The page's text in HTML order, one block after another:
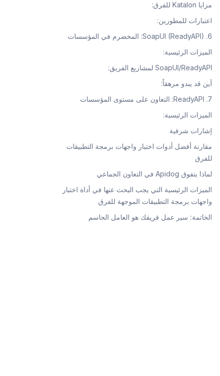
مزايا Katalon للفرق:
اعتبارات للمطورين:
6. SoapUI (ReadyAPI): المخضرم في المؤسسات
الميزات الرئيسية:
SoapUI/ReadyAPI لمشاريع الفريق:
أين قد يبدو مرهقاً:
7. ReadyAPI: التعاون على مستوى المؤسسات
الميزات الرئيسية:
إشارات شرفية
مقارنة أفضل أدوات اختبار واجهات برمجة التطبيقات
للفرق
لماذا يتفوق Apidog في التعاون الجماعي
الميزات الرئيسية التي يجب البحث عنها في أداة اختبار
واجهات برمجة التطبيقات الموجهة للفرق
الخاتمة: سير عمل فريقك هو العامل الحاسم